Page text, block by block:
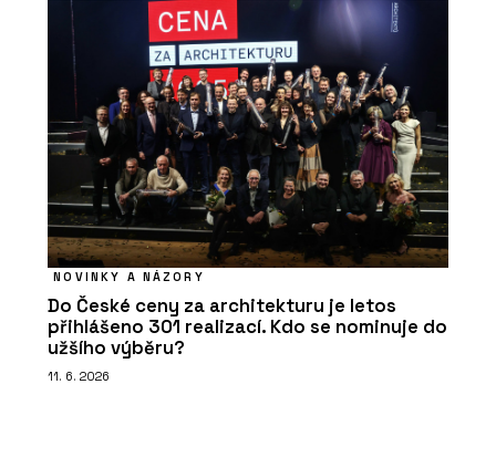
NOVINKY A NÁZORY
Do České ceny za architekturu je letos
přihlášeno 301 realizací. Kdo se nominuje do
užšího výběru?
11. 6. 2026